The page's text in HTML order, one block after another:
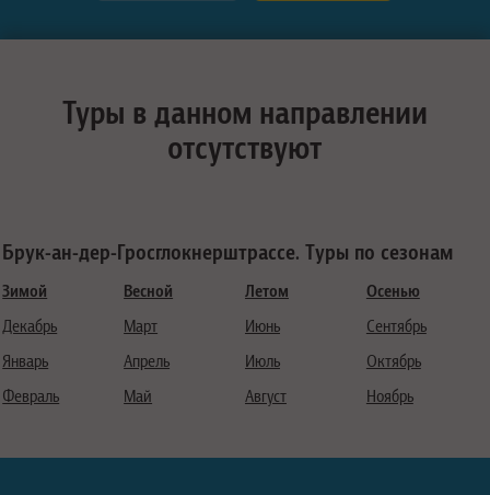
Туры в данном направлении
отсутствуют
Брук-ан-дер-Гросглокнерштрассе. Туры по сезонам
Зимой
Декабрь
Январь
Февраль
Весной
Март
Апрель
Май
Летом
Июнь
Июль
Август
Осенью
Сентябрь
Октябрь
Ноябрь